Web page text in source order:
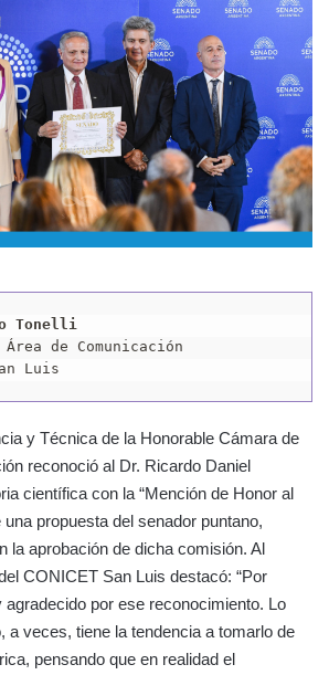
Tonelli
de Comunicación
Luis
y Técnica de la Honorable Cámara de
reconoció al Dr. Ricardo Daniel
científica con la “Mención de Honor al
una propuesta del senador puntano,
la aprobación de dicha comisión. Al
CONICET San Luis destacó: “Por
por ese reconocimiento. Lo
a veces, tiene la tendencia a tomarlo de
pensando que en realidad el